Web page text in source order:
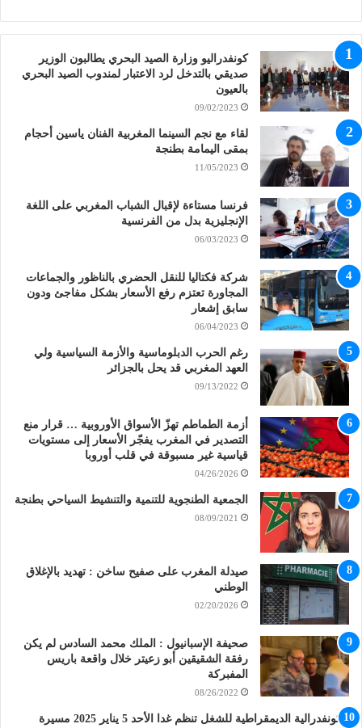
كونفدراليو وزارة الصيد البحري يطالبون الوزير
صديقي بالتدخل لرد الاعتبار لمندوب الصيد البحري
بالعيون
09/02/2023
لقاء مع نجم السينما المغربية الفنان ياسين أحجام
بمقى اليمامة بطنجة
11/05/2023
فرنسا مستاءة لإقبال الشباب المغربي على اللغة
الإنجليزية بدل من الفرنسية
06/03/2023
شركة فكتاليا للنقل الحضري بالناظور والجماعات
المجاورة تعتزم رفع الأسعار بشكل مفاجئ ودون
سابق إشعار
06/04/2023
رغم الحرب الدبلوماسية والأزمة السياسية ولي
العهد المغربي قد يحل بالجزائر
09/13/2022
أزمة الطماطم تهزّ الأسواق الأوروبية … قرار منع
التصدير في المغرب يفجّر الأسعار إلى مستويات
قياسية غير مسبوقة في قلب أوروبا
04/26/2026
الجمعية الطنجوية للتنمية والتنشيط السياحي بطنجة
08/09/2021
صيدلة المغرب على صفيح ساخن : تهديد بالإغلاق
الوطني
02/20/2026
صحيفة الإسبانيول : الملك محمد السادس لم يكن
رفقة الشقيقين أبو زعيتر خلال واقعة باريس
المفبركة
08/26/2022
الكونفدرالية الديمقراطية للشغل تنظم غدا الأحد 5 يناير 2025 مسيرة